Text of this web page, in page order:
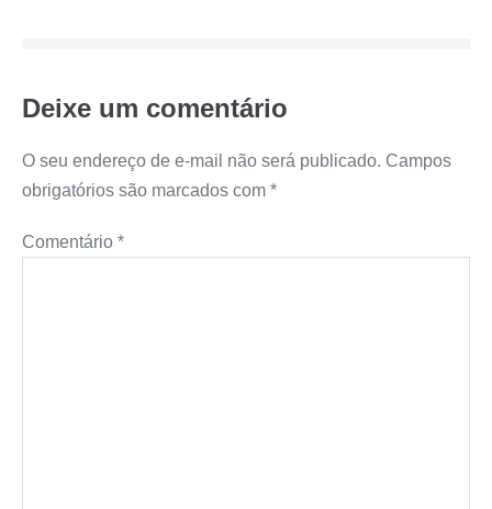
Deixe um comentário
O seu endereço de e-mail não será publicado. Campos
obrigatórios são marcados com *
Comentário *